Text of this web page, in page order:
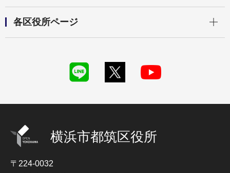
各区役所ページ
横浜市都筑区役所
〒224-0032